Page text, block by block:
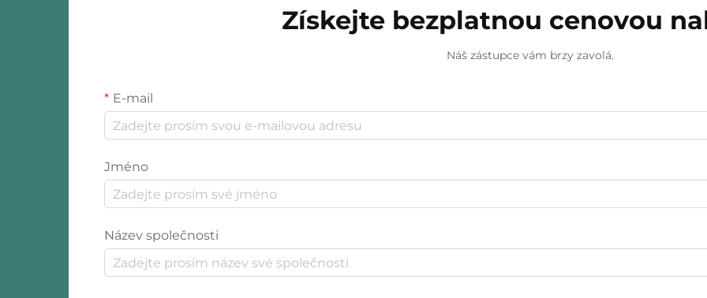
Získejte bezplatnou cenovou
Náš zástupce vám brzy zavolá.
E-mail
Jméno
Název společnosti